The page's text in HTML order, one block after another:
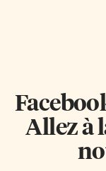
Allez à